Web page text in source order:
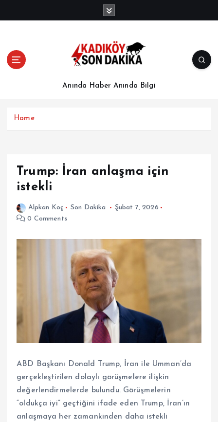
Anında Haber Anında Bilgi
Home
Trump: İran anlaşma için
istekli
Alpkan Koç Son Dakika
Şubat 7, 2026
0 Comments
ABD Başkanı Donald Trump, İran ile Umman’da
gerçekleştirilen dolaylı görüşmelere ilişkin
değerlendirmelerde bulundu. Görüşmelerin
“oldukça iyi” geçtiğini ifade eden Trump, İran’ın
anlaşmaya her zamankinden daha istekli